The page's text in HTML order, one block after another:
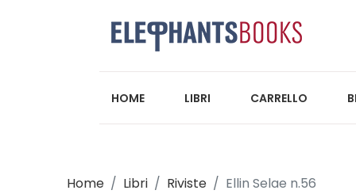
HOME LIBRI CARRELLO
Home Libri Riviste
Ellin Selae n.56